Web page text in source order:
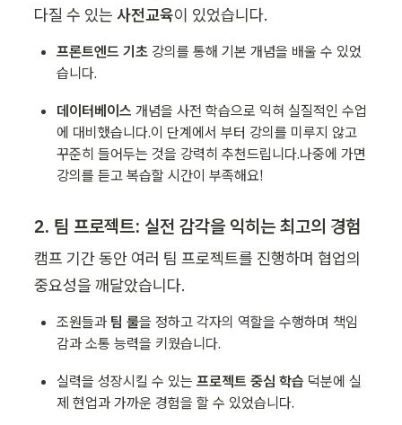
다질 수 있는 사전교육이 있었습니다.
프론트엔드 기초 강의를 통해 기본 개념을 배울 수 있었
습니다.
데이터베이스 개념을 사전 학습으로 익혀 실질적인 수업
에 대비했습니다.이 단계에서 부터 강의를 미루지 않고
꾸준히 들어두는 것을 강력히 추천드립니다.나중에 가면
강의를 듣고 복습할 시간이 부족해요!
2. 팀 프로젝트: 실전 감각을 익히는 최고의 경험
캠프 기간 동안 여러 팀 프로젝트를 진행하며 협업의
중요성을 깨달았습니다.
조원들과 팀 룰을 정하고 각자의 역할을 수행하며 책임
감과 소통 능력을 키웠습니다.
실력을 성장시킬 수 있는 프로젝트 중심 학습 덕분에 실
제 현업과 가까운 경험을 할 수 있었습니다.